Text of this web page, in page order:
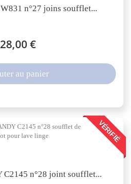
n°27 joins soufflet...
28,00 €
au panier
VÉRIFIÉ
C2145 n°28 joint soufflet...